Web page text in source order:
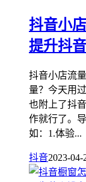
抖音小
提升抖
抖音小店流
量？今天用
也附上了抖
作就行了。
如：1.体验...
抖音2023-04-